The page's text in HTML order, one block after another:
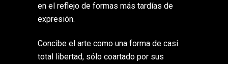
en el reflejo de formas más tardías de
expresión.
Concibe el arte como una forma de casi
total libertad, sólo coartado por sus